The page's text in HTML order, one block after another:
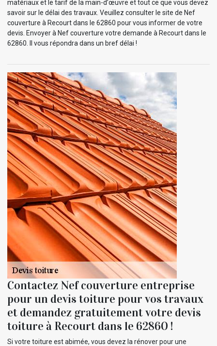
matériaux et le tarif de la main-d’œuvre et tout ce que vous devez
savoir sur le délai des travaux. Veuillez consulter le site de Nef
couverture à Recourt dans le 62860 pour vous informer de votre
devis. Envoyer à Nef couverture votre demande à Recourt dans le
62860. Il vous répondra dans un bref délai !
Contactez Nef couverture entreprise
pour un devis toiture pour vos travaux
et demandez gratuitement votre devis
toiture à Recourt dans le 62860 !
Si votre toiture est abimée, vous devez la rénover pour une